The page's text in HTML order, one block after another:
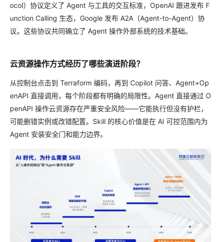
ocol）协议定义了 Agent 与工具的交互标准，OpenAI 跟进发布 F
unction Calling 生态，Google 发布 A2A（Agent-to-Agent）协
议。这些协议共同确立了 Agent 操作外部系统的技术基础。
云资源操作方式经历了哪些演进阶段？
从控制台点击到 Terraform 编码，再到 Copilot 问答、Agent+Op
enAPI 直接调用，每个阶段都有明确的局限性。Agent 直接通过 O
penAPI 操作云资源存在严重安全风险——它能执行但没有护栏，
可能删错实例或改错配置。Skill 的核心价值是在 AI 可控范围内为
Agent 安装安全门和能力边界。